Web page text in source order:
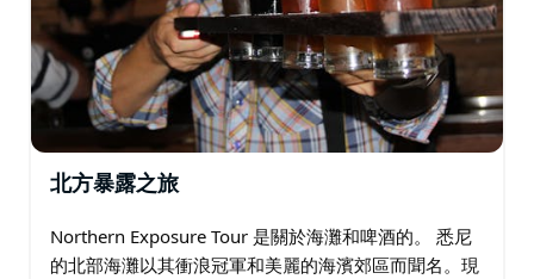
北方暴露之旅
Northern Exposure Tour 是關於海灘和啤酒的。 悉尼
的北部海灘以其衝浪冠軍和美麗的海濱郊區而聞名。現